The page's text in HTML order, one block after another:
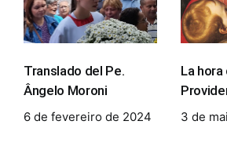
Translado del Pe.
Ângelo Moroni
6 de fevereiro de 2024
La hora
3 de